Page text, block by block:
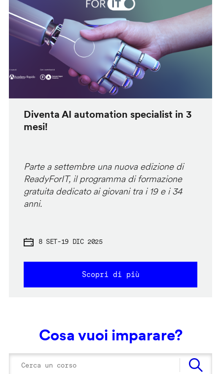
Diventa AI automation specialist in 3
mesi!
Parte a settembre una nuova edizione di
ReadyForIT, il programma di formazione
gratuita dedicato ai giovani tra i 19 e i 34
anni.
8 SET-19 DIC 2025
Scopri di più
Cosa vuoi imparare?